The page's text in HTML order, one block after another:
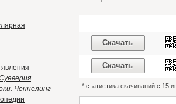
Ченнелинг
Скачать
Скачать
* статистика скачиваний с 15